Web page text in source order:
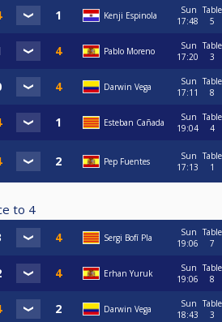
Kenji Espinola
Sun
17:48
Table
5
Pablo Moreno
Sun
17:20
Table
3
Darwin Vega
Sun
17:11
Table
8
Esteban Cañada
Sun
19:04
Table
4
Pep Fuentes
Sun
17:13
Table
1
to 4
Sergi Bofí Pla
Sun
19:06
Table
7
Erhan Yuruk
Sun
19:06
Table
8
Darwin Vega
Sun
18:43
Table
3